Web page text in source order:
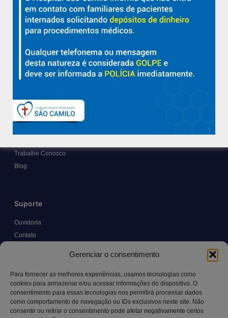
Gerenciar o consentimento
Para fornecer as melhores experiências, usamos tecnologias como
cookies para armazenar e/ou acessar informações do dispositivo. O
consentimento para essas tecnologias nos permitirá processar dados
como comportamento de navegação ou IDs exclusivos neste site. Não
consentir ou retirar o consentimento pode afetar negativamente certos
com qualidade, acolhimento e compromisso com a vida em
Aracruz e região.
Nossa História e Fundador
Trabalhe Conosco
Blog
Suporte
Ouvidoria
Contato
Canal LGPD e Segurança da Informação
Contato